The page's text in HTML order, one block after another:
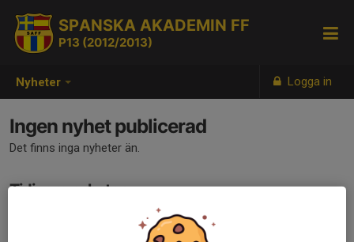
Nyheter Logga in
SPANSKA AKADEMIN FF
P13 (2012/2013)
Ingen nyhet publicerad
Det finns inga nyheter än.
Tidigare nyheter
Det finns inga tidigare nyheter